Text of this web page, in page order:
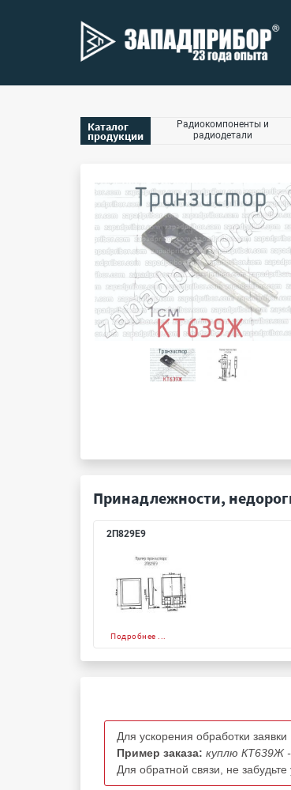
Каталог
продукции
Радиокомпоненты и
радиодетали
Принадлежности,
2П829Е9
Подробнее ...
Для ускорения обработки заявки
Пример заказа: куплю КТ639Ж
Для обратной связи, не